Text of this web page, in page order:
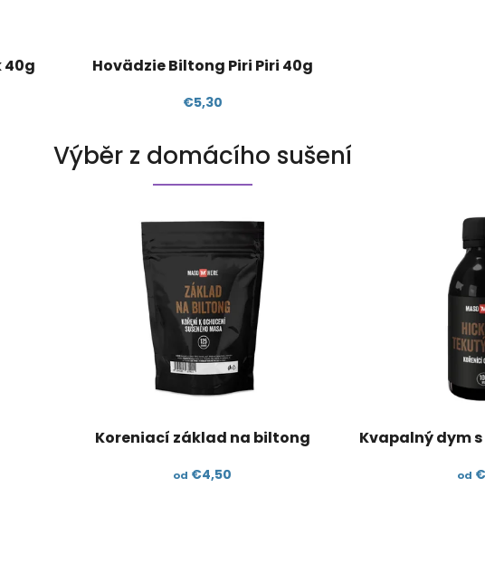
40g Hovädzie Biltong Piri Piri 40g
€5,30
Výběr z domácího sušení
Koreniací základ na biltong
od €4,50
Kvapalný dym
od